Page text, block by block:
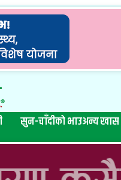
सुन-चाँदीको भाउअन्य खास